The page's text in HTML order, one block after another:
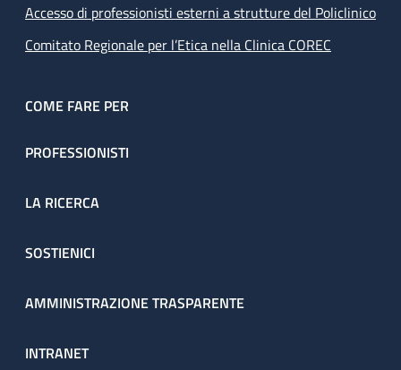
Accesso di professionisti esterni a strutture del Policlinico
Comitato Regionale per l’Etica nella Clinica COREC
COME FARE PER
PROFESSIONISTI
LA RICERCA
SOSTIENICI
AMMINISTRAZIONE TRASPARENTE
INTRANET